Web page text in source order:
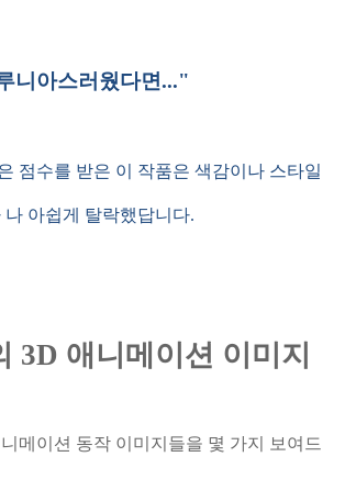
니아스러웠다면..."
점수를 받은 이 작품은 색감이나 스타일
나 아쉽게 탈락했답니다.
3D 애니메이션 이미지
메이션 동작 이미지들을 몇 가지 보여드